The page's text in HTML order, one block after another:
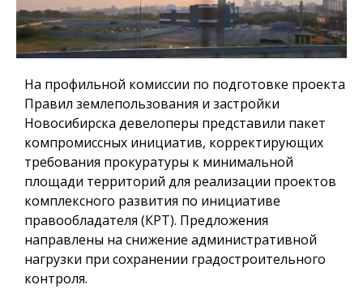
На профильной комиссии по подготовке проекта
Правил землепользования и застройки
Новосибирска девелоперы представили пакет
компромиссных инициатив, корректирующих
требования прокуратуры к минимальной
площади территорий для реализации проектов
комплексного развития по инициативе
правообладателя (КРТ). Предложения
направлены на снижение административной
нагрузки при сохранении градостроительного
контроля.